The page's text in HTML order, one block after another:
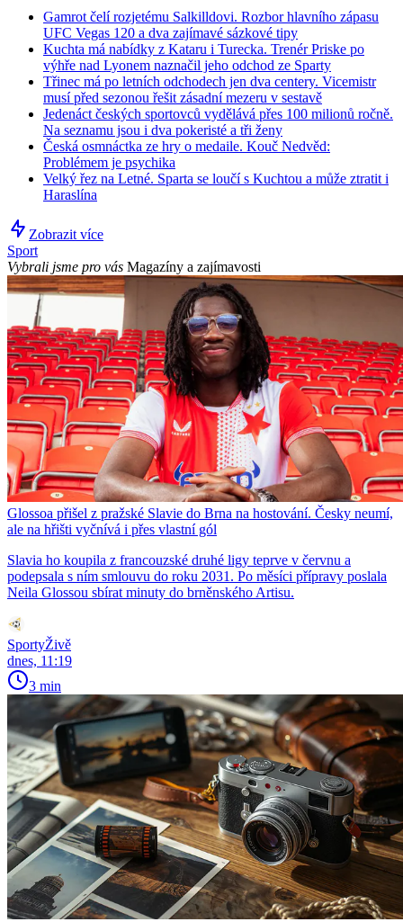
Gamrot čelí rozjetému Salkilldovi. Rozbor hlavního zápasu
UFC Vegas 120 a dva zajímavé sázkové tipy
Kuchta má nabídky z Kataru i Turecka. Trenér Priske po
výhře nad Lyonem naznačil jeho odchod ze Sparty
Třinec má po letních odchodech jen dva centery. Vicemistr
musí před sezonou řešit zásadní mezeru v sestavě
Jedenáct českých sportovců vydělává přes 100 milionů ročně.
Na seznamu jsou i dva pokeristé a tři ženy
Česká osmnáctka ze hry o medaile. Kouč Nedvěd:
Problémem je psychika
Velký řez na Letné. Sparta se loučí s Kuchtou a může ztratit i
Haraslína
Zobrazit více
Sport
Vybrali jsme pro vás Magazíny a zajímavosti
Glossoa přišel z pražské Slavie do Brna na hostování. Česky neumí,
ale na hřišti vyčnívá i přes vlastní gól
Slavia ho koupila z francouzské druhé ligy teprve v červnu a
podepsala s ním smlouvu do roku 2031. Po měsíci přípravy poslala
Neila Glossou sbírat minuty do brněnského Artisu.
SportyŽivě
dnes, 11:19
3 min